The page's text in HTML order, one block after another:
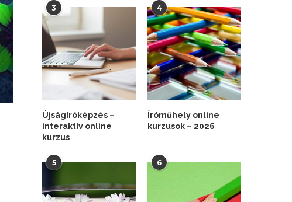
3
Újságíróképzés –
interaktív online
kurzus
4
Íróműhely online
kurzusok – 2026
5 6